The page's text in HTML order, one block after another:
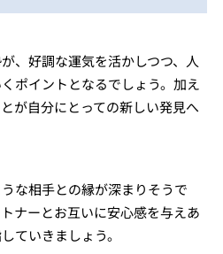
、好調な運気を活かしつつ、人
ポイントとなるでしょう。加え
が自分にとっての新しい発見へ
な相手との縁が深まりそうで
ナーとお互いに安心感を与えあ
ていきましょう。